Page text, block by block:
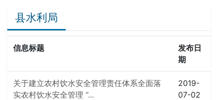
县水利局
信息标题
发布日
期
关于建立农村饮水安全管理责任体系全面落
实农村饮水安全管理 “...
2019-
07-02